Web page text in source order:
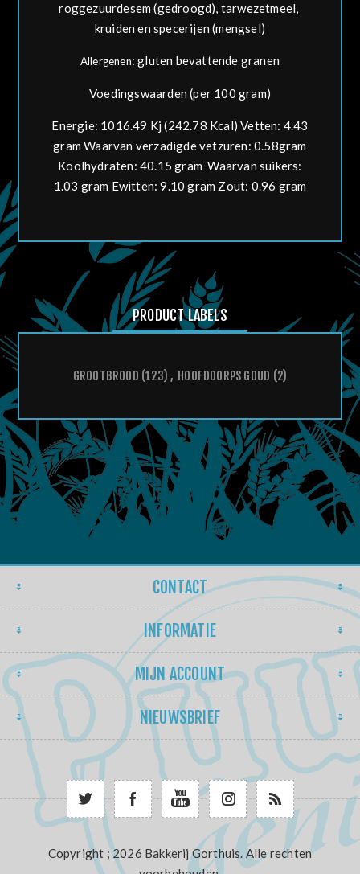
roggezuurdesem (gedroogd), tarwezetmeel,
kruiden en specerijen (mengsel)
Allergenen:gluten bevattende granen
Voedingswaarden (per 100 gram)
Energie: 1016.49 Kj (242.78 Kcal) Vetten: 4.43
gram Waarvan verzadigde vetzuren: 0.58gram
Koolhydraten: 40.15 gram Waarvan suikers:
1.03 gram Ewitten: 9.10 gram Zout: 0.96 gram
PRODUCT LABELS
GROOTBROOD (123) , HOOFDDORPS GOUD (2)
CONTACT
INFORMATIE
MIJN ACCOUNT
NIEUWSBRIEF
Copyright ; 2026 Bakkerij Gorthuis. Alle rechten